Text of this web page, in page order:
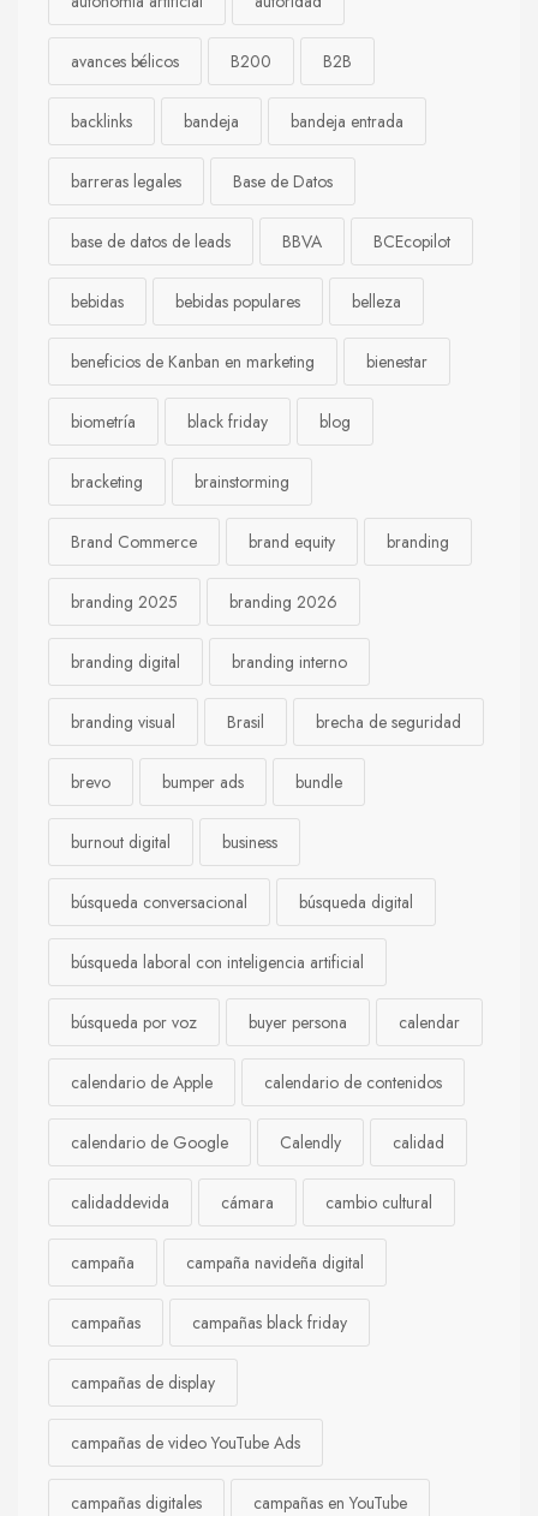
avances bélicos B200 B2B
backlinks bandeja bandeja entrada
barreras legales Base de Datos
base de datos de leads BBVA BCEcopilot
bebidas bebidas populares belleza
beneficios de Kanban en marketing bienestar
biometría black friday blog
bracketing brainstorming
Brand Commerce brand equity branding
branding 2025 branding 2026
branding digital branding interno
branding visual Brasil brecha de seguridad
brevo bumper ads bundle
burnout digital business
búsqueda conversacional búsqueda digital
búsqueda laboral con inteligencia artificial
búsqueda por voz buyer persona calendar
calendario de Apple calendario de contenidos
calendario de Google Calendly calidad
calidaddevida cámara cambio cultural
campaña campaña navideña digital
campañas campañas black friday
campañas de display
campañas de video YouTube Ads
campañas digitales campañas en YouTube